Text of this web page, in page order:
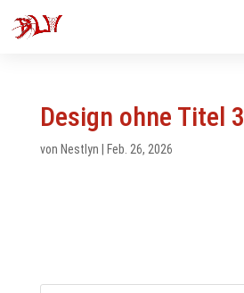
Design ohne Titel 3
von Nestlyn Feb. 26, 2026